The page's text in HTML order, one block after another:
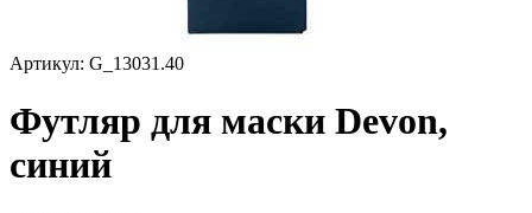
Артикул: G_13031.40
Футляр для маски Devon,
синий